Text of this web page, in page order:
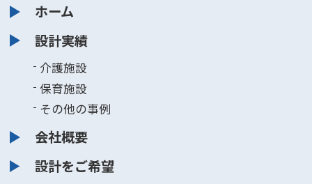
ホーム
設計実績
介護施設
保育施設
その他の事例
会社概要
設計をご希望